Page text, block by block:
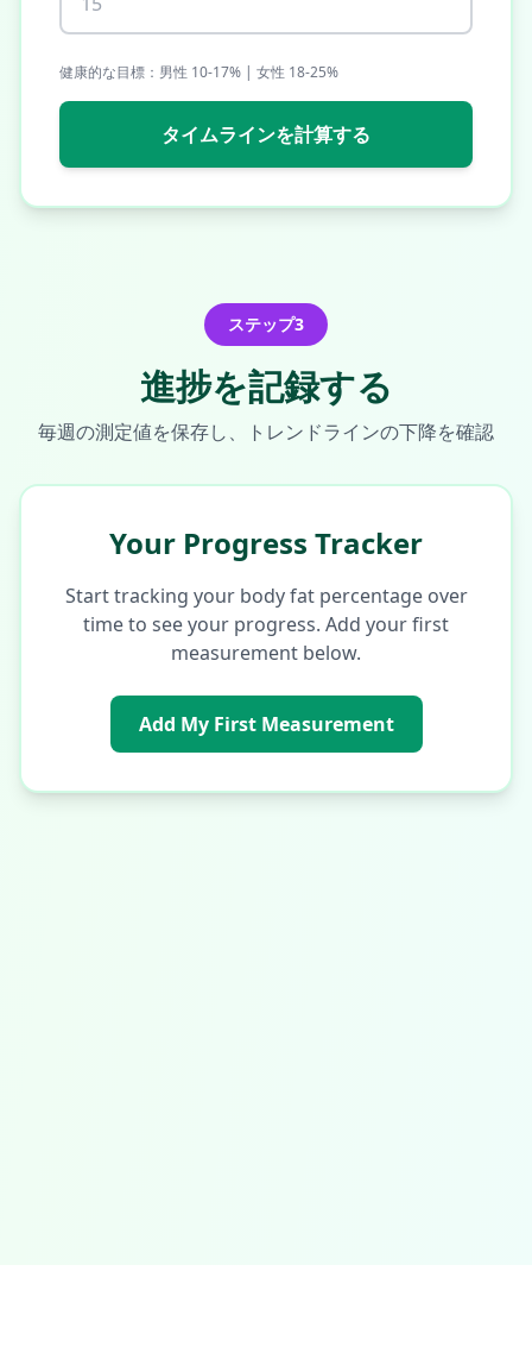
健康的な目標：男性 10-17% | 女性 18-25%
タイムラインを計算する
ステップ3
進捗を記録する
毎週の測定値を保存し、トレンドラインの下降を確認
Your Progress Tracker
Start tracking your body fat percentage over
time to see your progress. Add your first
measurement below.
Add My First Measurement